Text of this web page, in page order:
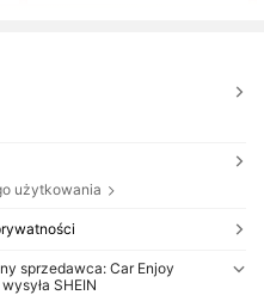
użytkowania
sprzedawca: Car Enjoy
SHEIN